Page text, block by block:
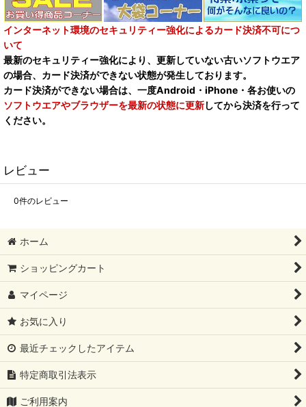
インターネット環境のセキュリティー強化によるカード決済不可につ
いて
最新のセキュリティー強化により、更新していない古いソフトウエア
の場合、カード決済ができない状態が発生しております。
カード決済ができない場合は、一度Android・iPhone・各お使いの
ソフトウエアやブラウザーを最新の状態に更新してから決済を行って
ください。
レビュー
0件のレビュー
ホーム
ショッピングカート
マイページ
お気に入り
最近チェックしたアイテム
特定商取引法表示
ご利用案内